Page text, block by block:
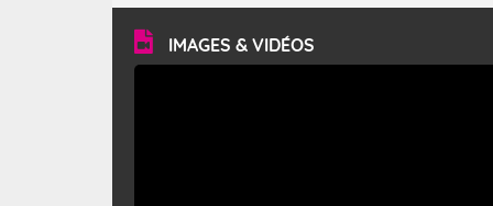
vitesse moyenne de 50 km/h et atteindre 80 à 100 km/h
en rafales, parfois davantage. Il parcourt la basse vallée
du Rhône et la Provence et envahit le littoral
méditerranéen à partir de la Camargue.
IMAGES & VIDÉOS